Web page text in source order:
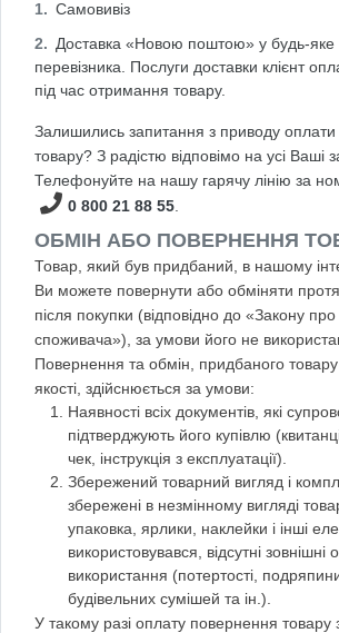
Самовивіз
Доставка «Новою поштою» у будь-яке
перевізника. Послуги доставки клієнт
під час отримання товару.
Залишились запитання з приводу оплати
товару? З радістю відповімо на усі Ваші
Телефонуйте на нашу гарячу лінію за
0 800 21 88 55
ОБМІН АБО ПОВЕРНЕННЯ
Товар, який був придбаний, в нашому
Ви можете повернути або обміняти
після покупки (відповідно до «Закону
споживача»), за умови його не
Повернення та обмін, придбаного
якості, здійснюється за умови:
Наявності всіх документів, які
підтверджують його купівлю
чек, інструкція з експлуатації).
Збережений товарний вигляд і
збережені в незмінному вигляді
упаковка, ярлики, наклейки і інші
використовувався, відсутні зовнішні
використання (потертості,
будівельних сумішей та ін.).
У такому разі оплату повернення товару